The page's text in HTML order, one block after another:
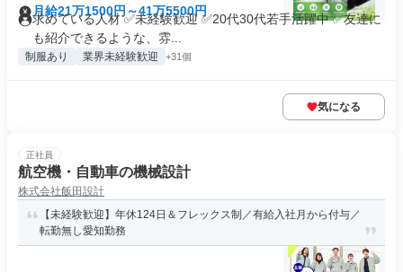
月給21万1500円～41万5500円
求めている人材 ✅未経験歓迎 ✅20代30代若手活躍中 ✅友達に
も紹介できるような、雰...
制服あり 業界未経験歓迎 +31個
気になる
正社員
航空機・自動車の機械設計
株式会社飯田設計
【未経験歓迎】年休124日＆フレックス制／有給入社月から付与／
転勤無し愛知勤務